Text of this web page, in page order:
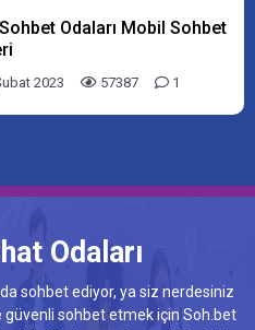
Odaları Mobil Sohbet
2023 57387 1
Odaları
sohbet ediyor, ya siz nerdesiniz
sohbet etmek için Soh.bet